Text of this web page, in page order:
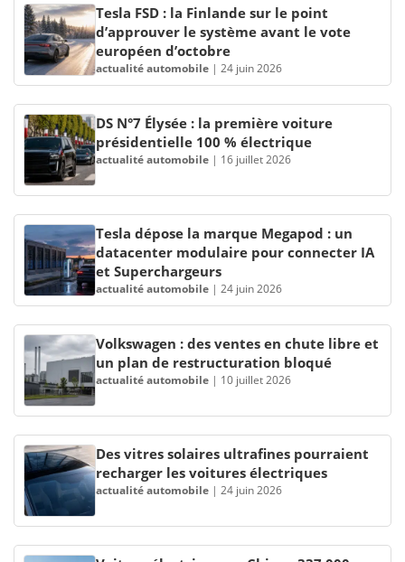
Tesla FSD : la Finlande sur le point
d’approuver le système avant le vote
européen d’octobre
actualité automobile | 24 juin 2026
DS N°7 Élysée : la première voiture
présidentielle 100 % électrique
actualité automobile | 16 juillet 2026
Tesla dépose la marque Megapod : un
datacenter modulaire pour connecter IA
et Superchargeurs
actualité automobile | 24 juin 2026
Volkswagen : des ventes en chute libre et
un plan de restructuration bloqué
actualité automobile | 10 juillet 2026
Des vitres solaires ultrafines pourraient
recharger les voitures électriques
actualité automobile | 24 juin 2026